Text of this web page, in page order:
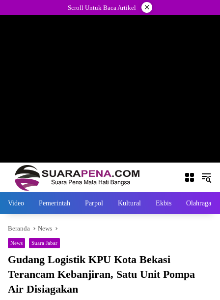
ke
Scroll Untuk Baca Artikel ×
Video Pemerintah Parpol Kultural Ekbis Olahraga
Beranda News
News Suara Jabar
Gudang Logistik KPU Kota Bekasi
Terancam Kebanjiran, Satu Unit Pompa
Air Disiagakan